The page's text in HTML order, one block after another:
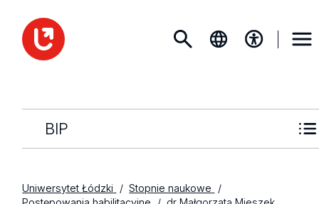
BIP
Uniwersytet Łódzki
Stopnie naukowe